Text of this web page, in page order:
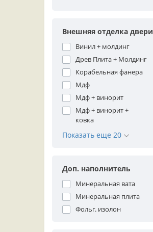
Внешняя отделка двери
Винил + молдинг
Древ Плита + Молдинг
Корабельная фанера
Мдф
Мдф + винорит
Мдф + винорит +
ковка
Показать еще 20
Доп. наполнитель
Минеральная вата
Минеральная плита
Фольг. изолон